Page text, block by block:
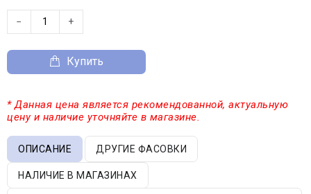
− +
Купить
* Данная цена является рекомендованной, актуальную
цену и наличие уточняйте в магазине.
ОПИСАНИЕ ДРУГИЕ ФАСОВКИ
НАЛИЧИЕ В МАГАЗИНАХ